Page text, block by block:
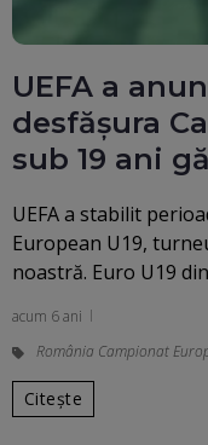
UEFA a
desfășura
sub 19 ani
UEFA a stabilit
European U19,
noastră. Euro U19
acum 6 ani
România Campionat
Citește